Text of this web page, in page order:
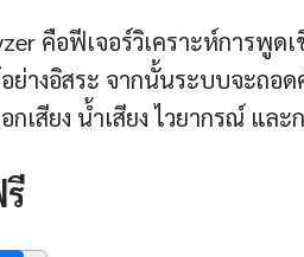
คือฟีเจอร์วิเคราะห์การพู
างอิสระ จากนั้นระบบจะถอ
กเสียง น้ำเสียง ไวยากรณ์ และ